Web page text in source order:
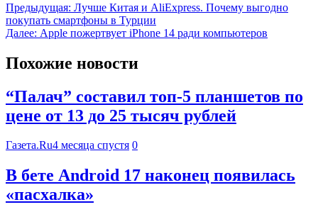
Предыдущая: Лучше Китая и AliExpress. Почему выгодно
покупать смартфоны в Турции
Далее: Apple пожертвует iPhone 14 ради компьютеров
Похожие новости
“Палач” составил топ-5 планшетов по
цене от 13 до 25 тысяч рублей
Газета.Ru4 месяца спустя 0
В бете Android 17 наконец появилась
«пасхалка»